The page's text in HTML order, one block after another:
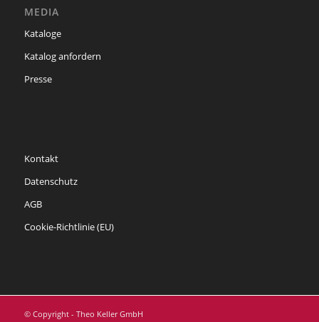
MEDIA
Kataloge
Katalog anfordern
Presse
Kontakt
Datenschutz
AGB
Cookie-Richtlinie (EU)
© Copyright - Theo Keller GmbH